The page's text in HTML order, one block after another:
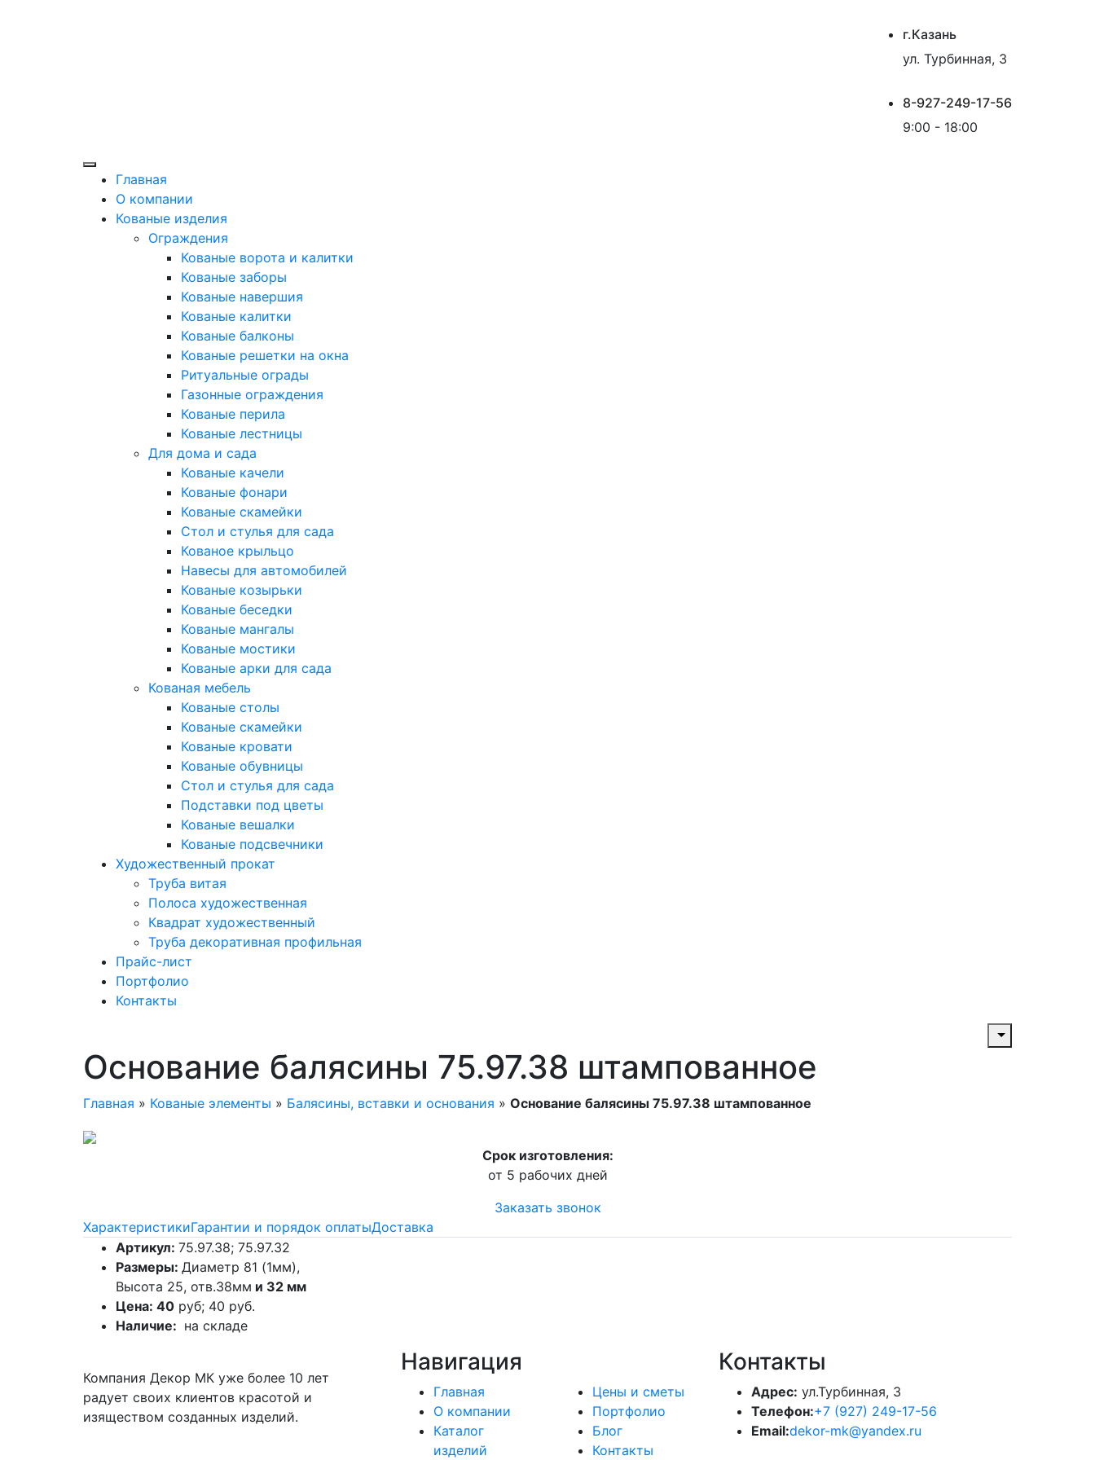
г.Казань
ул. Турбинная, 3
8-927-249-17-56
9:00 - 18:00
Главная
О компании
Кованые изделия
Ограждения
Кованые ворота и калитки
Кованые заборы
Кованые навершия
Кованые калитки
Кованые балконы
Кованые решетки на окна
Ритуальные ограды
Газонные ограждения
Кованые перила
Кованые лестницы
Для дома и сада
Кованые качели
Кованые фонари
Кованые скамейки
Стол и стулья для сада
Кованое крыльцо
Навесы для автомобилей
Кованые козырьки
Кованые беседки
Кованые мангалы
Кованые мостики
Кованые арки для сада
Кованая мебель
Кованые столы
Кованые скамейки
Кованые кровати
Кованые обувницы
Стол и стулья для сада
Подставки под цветы
Кованые вешалки
Кованые подсвечники
Художественный прокат
Труба витая
Полоса художественная
Квадрат художественный
Труба декоративная профильная
Прайс-лист
Портфолио
Контакты
Основание балясины 75.97.38 штампованное
Главная » Кованые элементы » Балясины, вставки и основания » Основание балясины 75.97.38 штампованное
Срок изготовления:
от 5 рабочих дней
Заказать звонок
ХарактеристикиГарантии и порядок оплатыДоставка
Артикул: 75.97.38; 75.97.32
Размеры: Диаметр 81 (1мм),
Высота 25, отв.38мм и 32 мм
Цена: 40 руб; 40 руб.
Наличие: на складе
Компания Декор МК уже более 10 лет
радует своих клиентов красотой и
изяществом созданных изделий.
Навигация
Главная
О компании
Каталог
изделий
Цены и сметы
Портфолио
Блог
Контакты
Контакты
Адрес: ул.Турбинная, 3
Телефон:+7 (927) 249-17-56
Email:dekor-mk@yandex.ru